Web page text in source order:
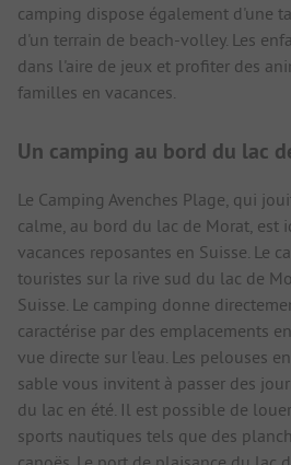
camping dispose également d'une
d'un terrain de beach-volley. Les
dans l'aire de jeux et profiter des
familles en vacances.
Un camping au bord du lac
Le Camping Avenches Plage, qui
calme, au bord du lac de Morat, est
vacances reposantes en Suisse. Le
touristes sur la rive sud du lac de
Suisse. Le camping donne
caractérise par des emplacements
vue directe sur l'eau. Les pelouses
sable vous invitent à passer des
du lac en été. Il est possible de
sports nautiques tels que des